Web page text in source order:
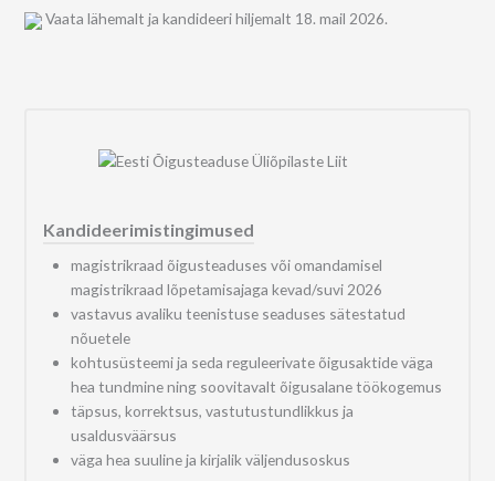
Vaata lähemalt ja kandideeri hiljemalt 18. mail 2026.
Kandideerimistingimused
magistrikraad õigusteaduses või omandamisel
magistrikraad lõpetamisajaga kevad/suvi 2026
vastavus avaliku teenistuse seaduses sätestatud
nõuetele
kohtusüsteemi ja seda reguleerivate õigusaktide väga
hea tundmine ning soovitavalt õigusalane töökogemus
täpsus, korrektsus, vastutustundlikkus ja
usaldusväärsus
väga hea suuline ja kirjalik väljendusoskus